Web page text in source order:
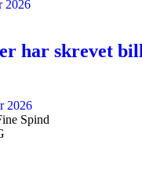
2026
har skrevet
2026
Spind